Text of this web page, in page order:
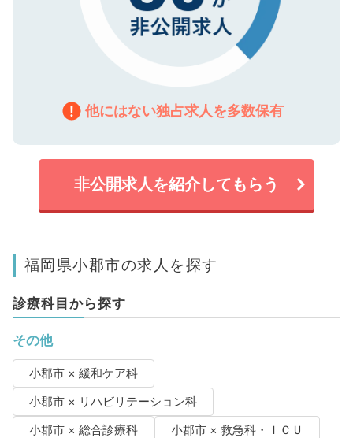
他にはない独占求人を多数保有
非公開求人を紹介してもらう
福岡県小郡市の求人を探す
診療科目から探す
その他
小郡市 × 緩和ケア科
小郡市 × リハビリテーション科
小郡市 × 総合診療科
小郡市 × 救急科・ＩＣＵ